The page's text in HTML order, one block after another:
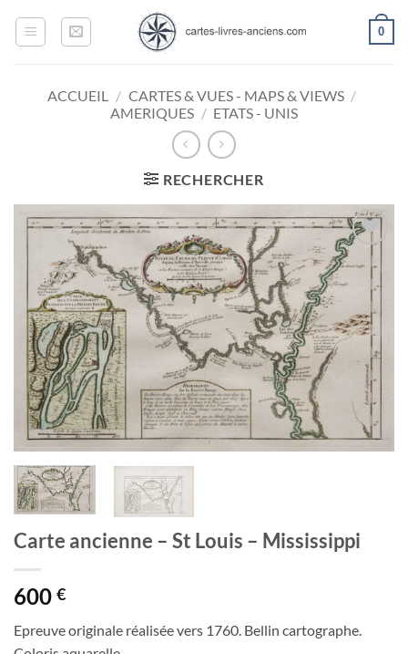
0
ACCUEIL / CARTES & VUES - MAPS & VIEWS /
AMERIQUES / ETATS - UNIS
RECHERCHER
Ajouter
à la
wishlist
Carte ancienne – St Louis – Mississippi
600 €
Epreuve originale réalisée vers 1760. Bellin cartographe.